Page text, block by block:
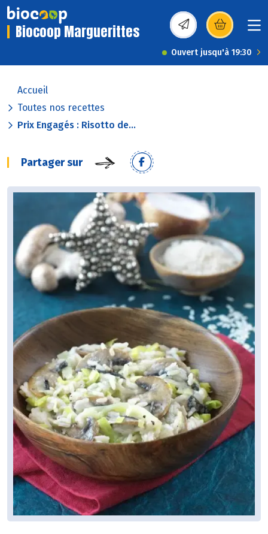
Biocoop Marguerittes (s’ouvre dans une
Ouvert jusqu'à 19:30
Accueil
Toutes nos recettes
Prix Engagés : Risotto de...
Partager sur